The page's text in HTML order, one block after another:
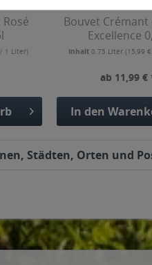
1 Liter)
Bouvet Crémant
Excellence
Inhalt0.75 Liter(15,99
ab 11,99 €
In den
Städten, Orten und